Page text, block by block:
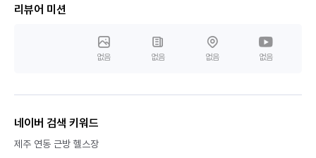
리뷰어 미션
없음 없음 없음 없음
네이버 검색 키워드
제주 연동 근방 헬스장